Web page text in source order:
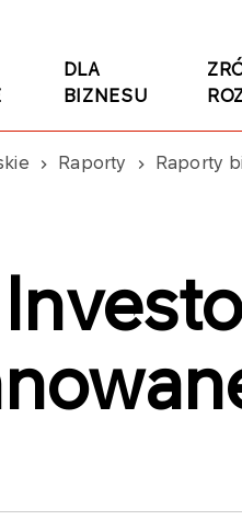
DLA
BIZNESU
Raporty Raporty